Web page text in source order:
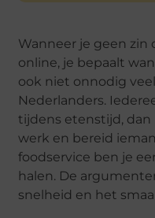
Wanneer je geen zin
online, je bepaalt
ook niet onnodig
Nederlanders.
tijdens etenstijd, dan
werk en bereid
foodservice ben je
halen. De
snelheid en het